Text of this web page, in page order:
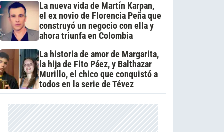
La nueva vida de Martín Karpan,
el ex novio de Florencia Peña que
construyó un negocio con ella y
ahora triunfa en Colombia
La historia de amor de Margarita,
la hija de Fito Páez, y Balthazar
Murillo, el chico que conquistó a
todos en la serie de Tévez